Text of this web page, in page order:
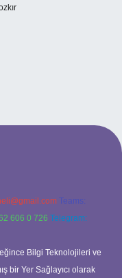
Teams:
606 0 726 Telegram:
Bilgi Teknolojileri ve
bir Yer Sağlayıcı olarak